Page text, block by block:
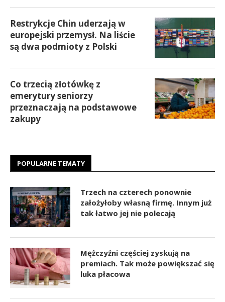
Restrykcje Chin uderzają w
europejski przemysł. Na liście
są dwa podmioty z Polski
Co trzecią złotówkę z
emerytury seniorzy
przeznaczają na podstawowe
zakupy
POPULARNE TEMATY
Trzech na czterech ponownie
założyłoby własną firmę. Innym już
tak łatwo jej nie polecają
Mężczyźni częściej zyskują na
premiach. Tak może powiększać się
luka płacowa